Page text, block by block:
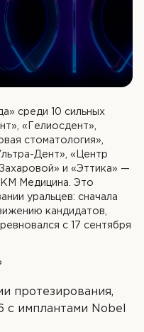
среди 10 сильных
«Гелиосдент»,
стоматология»,
Дент», «Центр
и «Эттика» —
Медицина. Это
уральцев: сначала
кандидатов,
с 17 сентября
протезирования,
имплантами Nobel